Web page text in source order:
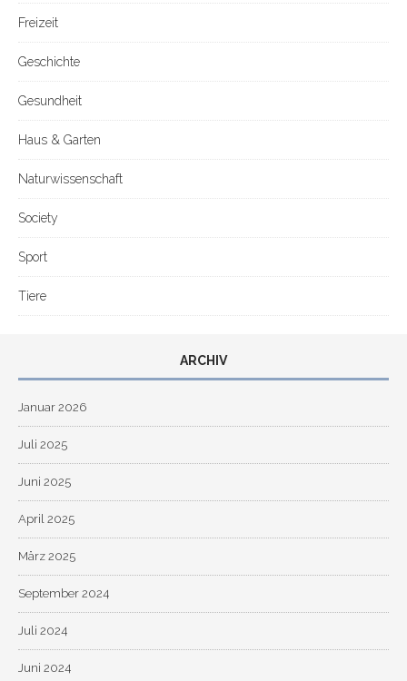
Freizeit
Geschichte
Gesundheit
Haus & Garten
Naturwissenschaft
Society
Sport
Tiere
ARCHIV
Januar 2026
Juli 2025
Juni 2025
April 2025
März 2025
September 2024
Juli 2024
Juni 2024